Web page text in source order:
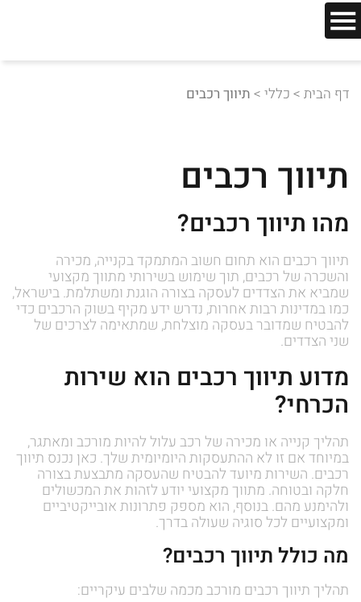
דף הבית > כללי > תיווך רכבים
תיווך רכבים
מהו תיווך רכבים?
תיווך רכבים הוא תחום חשוב המתמקד בקנייה, מכירה
והשכרה של רכבים, תוך שימוש בשירותי מתווך מקצועי
שמביא את הצדדים לעסקה בצורה הוגנת ומשתלמת. בישראל,
כמו במדינות רבות אחרות, נדרש ידע מקיף בשוק הרכבים כדי
להבטיח שמדובר בעסקה מוצלחת, שמתאימה לצרכים של
שני הצדדים.
מדוע תיווך רכבים הוא שירות
הכרחי?
תהליך קנייה או מכירה של רכב עלול להיות מורכב ומאתגר,
במיוחד אם זו לא ההתעסקות היומיומית שלך. כאן נכנס תיווך
רכבים. השירות מיועד להבטיח שהעסקה מתבצעת בצורה
חלקה ובטוחה. מתווך מקצועי יודע לזהות את המכשולים
ולהימנע מהם. בנוסף, הוא מספק פתרונות אובייקטיביים
ומקצועיים לכל סוגיה שעולה בדרך.
מה כולל תיווך רכבים?
תהליך תיווך רכבים מורכב מכמה שלבים עיקריים: